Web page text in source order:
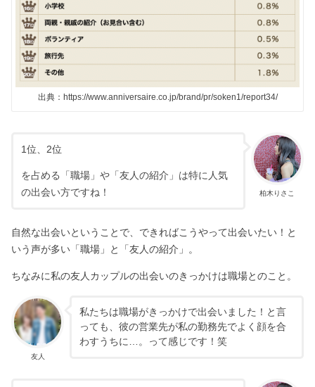
出典：https://www.anniversaire.co.jp/brand/pr/soken1/report34/
柏木りさこ
1位、2位
を占める「職場」や「友人の紹介」は特に人気
の出会い方ですね！
自然な出会いということで、できればこうやって出会いたい！と
いう声が多い「職場」と「友人の紹介」。
ちなみに私の友人カップルの出会いのきっかけは職場とのこと。
友人
私たちは職場がきっかけで出会いました！と言
っても、彼の営業先が私の勤務先でよく顔を合
わすうちに…。って感じです！笑